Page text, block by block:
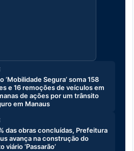
‘Mobilidade Segura’ soma 158
e 16 remoções de veículos em
de ações por um trânsito
em Manaus
das obras concluídas, Prefeitura
avança na construção do
viário ‘Passarão’